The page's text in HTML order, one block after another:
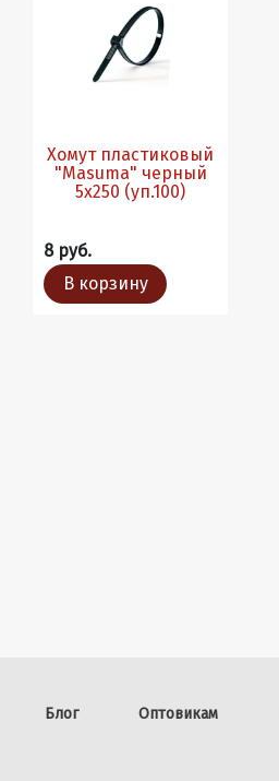
Хомут пластиковый
"Masuma" черный
5х250 (уп.100)
8 руб.
В корзину
Блог Оптовикам